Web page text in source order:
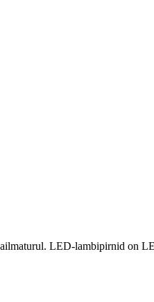
LED-lambipirnid on